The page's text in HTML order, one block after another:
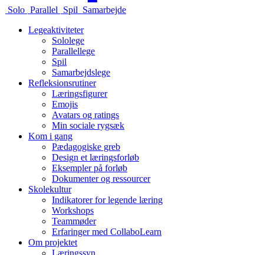
Solo Parallel Spil Samarbejde
Legeaktiviteter
Sololege
Parallellege
Spil
Samarbejdslege
Refleksionsrutiner
Læringsfigurer
Emojis
Avatars og ratings
Min sociale rygsæk
Kom i gang
Pædagogiske greb
Design et læringsforløb
Eksempler på forløb
Dokumenter og ressourcer
Skolekultur
Indikatorer for legende læring
Workshops
Teammøder
Erfaringer med CollaboLearn
Om projektet
Læringssyn